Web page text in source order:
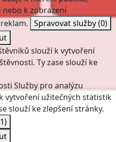
k zobrazení
Spravovat služby(0)
slouží k vytvoření
Ty zase slouží ke
Služby pro analýzu
vytvoření užitečných statistik
slouží ke zlepšení stránky.